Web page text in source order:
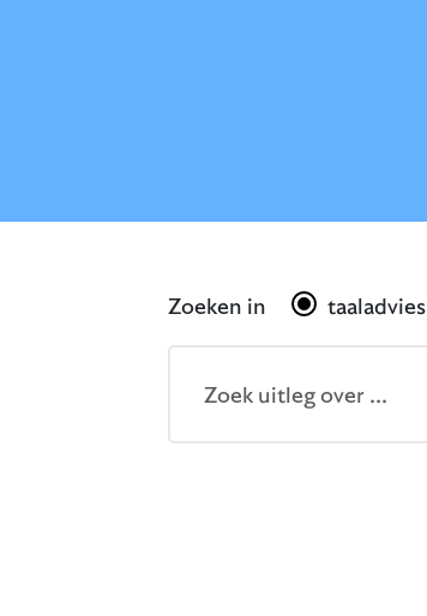
Gerelateerd
Zoeken in taaladvies
Zoekveld